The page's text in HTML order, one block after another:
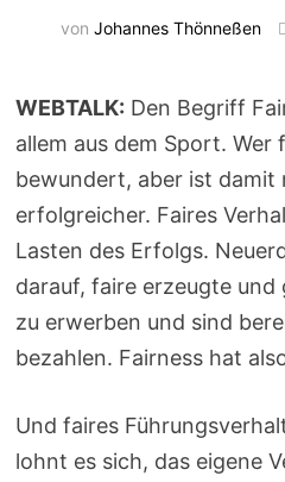
vonJohannes Thönneßen
WEBTALK: Den Begriff
allem aus dem Sport. Wer
bewundert, aber ist damit
erfolgreicher. Faires
Lasten des Erfolgs.
darauf, faire erzeugte
zu erwerben und sind
bezahlen. Fairness hat
Und faires
lohnt es sich, das eigene